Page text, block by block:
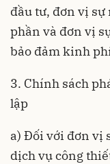
đầu tư, đơn vị
phần và đơn vị
bảo đảm kinh
3. Chính sách
lập
a) Đối với đơn vị
dịch vụ công